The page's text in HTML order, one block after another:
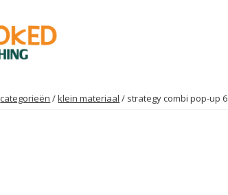
categorieën /klein materiaal / strategy combi pop-up 6